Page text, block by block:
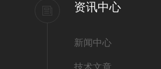
资讯中心
新闻中心
技术文章